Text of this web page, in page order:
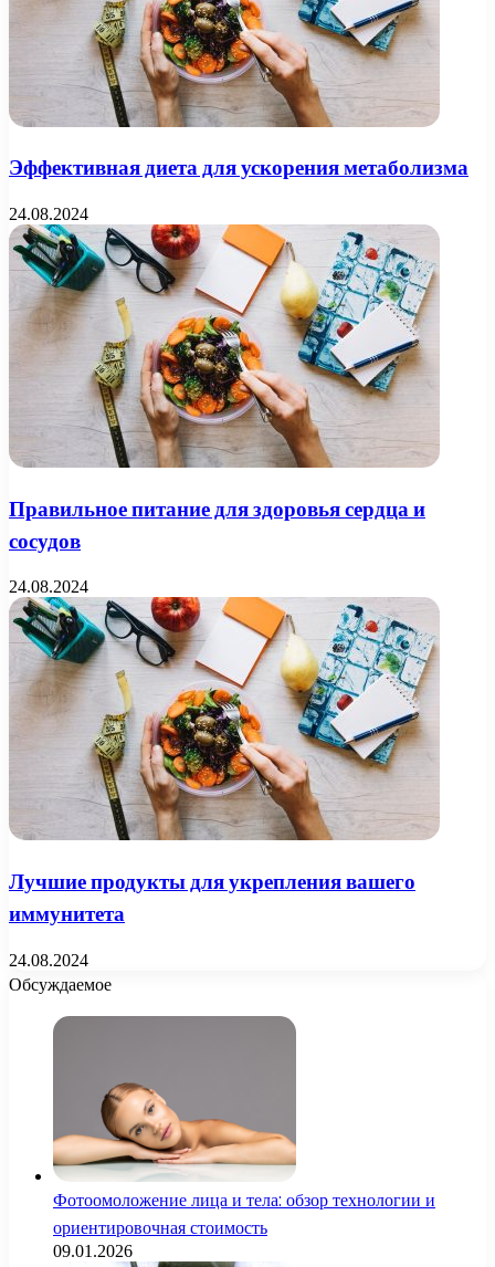
Эффективная диета для ускорения метаболизма
24.08.2024
Правильное питание для здоровья сердца и
сосудов
24.08.2024
Лучшие продукты для укрепления вашего
иммунитета
24.08.2024
Обсуждаемое
Фотоомоложение лица и тела: обзор технологии и
ориентировочная стоимость
09.01.2026